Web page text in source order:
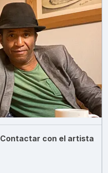
Contactar con el artista